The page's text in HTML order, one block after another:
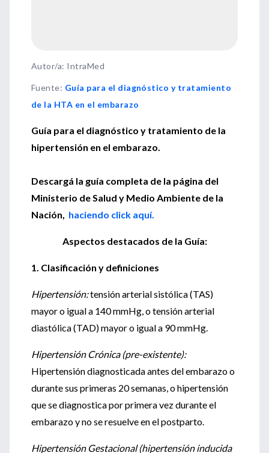
Autor/a: IntraMed
Fuente: Guía para el diagnóstico y tratamiento
de la HTA en el embarazo
Guía para el diagnóstico y tratamiento de la
hipertensión en el embarazo.
Descargá la guía completa de la página del
Ministerio de Salud y Medio Ambiente de la
Nación, haciendo click aquí.
Aspectos destacados de la Guía:
1. Clasificación y definiciones
Hipertensión:tensión arterial sistólica (TAS)
mayor o igual a 140 mmHg, o tensión arterial
diastólica (TAD) mayor o igual a 90 mmHg.
Hipertensión Crónica (pre-existente):
Hipertensión diagnosticada antes del embarazo o
durante sus primeras 20 semanas, o hipertensión
que se diagnostica por primera vez durante el
embarazo y no se resuelve en el postparto.
Hipertensión Gestacional (hipertensión inducida